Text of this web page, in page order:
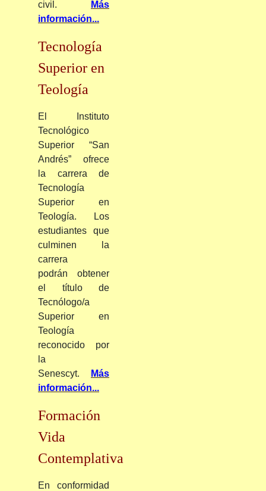
civil.
Más
información...
Tecnología
Superior en
Teología
El Instituto
Tecnológico
Superior “San
Andrés” ofrece
la carrera de
Tecnología
Superior en
Teología. Los
estudiantes que
culminen la
carrera
podrán obtener
el título de
Tecnólogo/a
Superior en
Teología
reconocido por
la
Senescyt.
Más
información...
Formación
Vida
Contemplativa
En conformidad